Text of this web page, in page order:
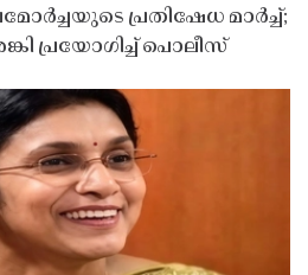
പ്രതിഷേധ മാർച്ച്;
പ്രയോഗിച്ച് പൊലീസ്